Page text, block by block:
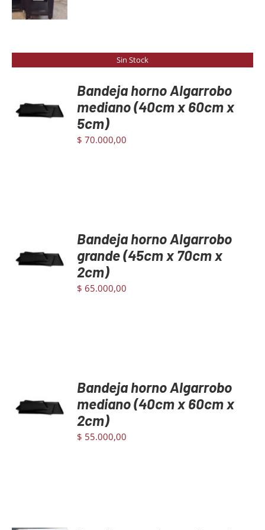
DETAILS
Sin Stock
DETAILS
Bandeja horno Algarrobo
mediano (40cm x 60cm x
5cm)
$ 70.000,00
CARRITO
Bandeja horno Algarrobo
grande (45cm x 70cm x
2cm)
$ 65.000,00
CARRITO
Bandeja horno Algarrobo
mediano (40cm x 60cm x
2cm)
$ 55.000,00